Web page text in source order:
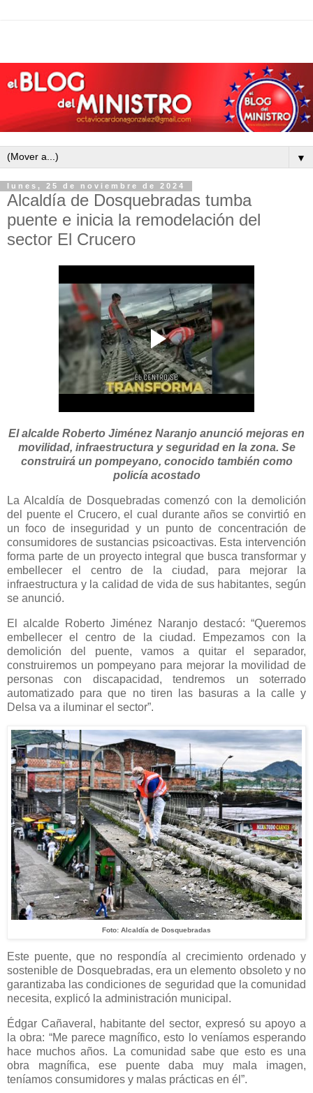
▼
lunes, 25 de noviembre de 2024
Alcaldía de Dosquebradas tumba
puente e inicia la remodelación del
sector El Crucero
El alcalde Roberto Jiménez Naranjo anunció mejoras en
movilidad, infraestructura y seguridad en la zona. Se
construirá un pompeyano, conocido también como
policía acostado
La Alcaldía de Dosquebradas comenzó con la demolición
del puente el Crucero, el cual durante años se convirtió en
un foco de inseguridad y un punto de concentración de
consumidores de sustancias psicoactivas. Esta intervención
forma parte de un proyecto integral que busca transformar y
embellecer el centro de la ciudad, para mejorar la
infraestructura y la calidad de vida de sus habitantes, según
se anunció.
El alcalde Roberto Jiménez Naranjo destacó: “Queremos
embellecer el centro de la ciudad. Empezamos con la
demolición del puente, vamos a quitar el separador,
construiremos un pompeyano para mejorar la movilidad de
personas con discapacidad, tendremos un soterrado
automatizado para que no tiren las basuras a la calle y
Delsa va a iluminar el sector”.
Foto: Alcaldía de Dosquebradas
Este puente, que no respondía al crecimiento ordenado y
sostenible de Dosquebradas, era un elemento obsoleto y no
garantizaba las condiciones de seguridad que la comunidad
necesita, explicó la administración municipal.
Édgar Cañaveral, habitante del sector, expresó su apoyo a
la obra: “Me parece magnífico, esto lo veníamos esperando
hace muchos años. La comunidad sabe que esto es una
obra magnífica, ese puente daba muy mala imagen,
teníamos consumidores y malas prácticas en él”.